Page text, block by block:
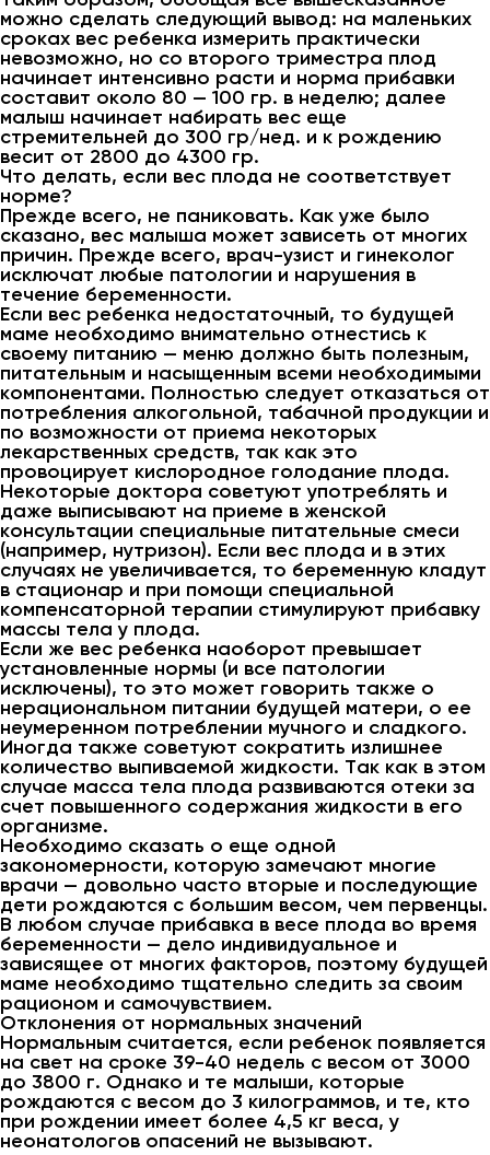
можно сделать следующий вывод: на маленьких
сроках вес ребенка измерить практически
невозможно, но со второго триместра плод
начинает интенсивно расти и норма прибавки
составит около 80 — 100 гр. в неделю; далее
малыш начинает набирать вес еще
стремительней до 300 гр/нед. и к рождению
весит от 2800 до 4300 гр.
Что делать, если вес плода не соответствует
норме?
Прежде всего, не паниковать. Как уже было
сказано, вес малыша может зависеть от многих
причин. Прежде всего, врач-узист и гинеколог
исключат любые патологии и нарушения в
течение беременности.
Если вес ребенка недостаточный, то будущей
маме необходимо внимательно отнестись к
своему питанию — меню должно быть полезным,
питательным и насыщенным всеми необходимыми
компонентами. Полностью следует отказаться от
потребления алкогольной, табачной продукции и
по возможности от приема некоторых
лекарственных средств, так как это
провоцирует кислородное голодание плода.
Некоторые доктора советуют употреблять и
даже выписывают на приеме в женской
консультации специальные питательные смеси
(например, нутризон). Если вес плода и в этих
случаях не увеличивается, то беременную кладут
в стационар и при помощи специальной
компенсаторной терапии стимулируют прибавку
массы тела у плода.
Если же вес ребенка наоборот превышает
установленные нормы (и все патологии
исключены), то это может говорить также о
нерациональном питании будущей матери, о ее
неумеренном потреблении мучного и сладкого.
Иногда также советуют сократить излишнее
количество выпиваемой жидкости. Так как в этом
случае масса тела плода развиваются отеки за
счет повышенного содержания жидкости в его
организме.
Необходимо сказать о еще одной
закономерности, которую замечают многие
врачи — довольно часто вторые и последующие
дети рождаются с большим весом, чем первенцы.
В любом случае прибавка в весе плода во время
беременности — дело индивидуальное и
зависящее от многих факторов, поэтому будущей
маме необходимо тщательно следить за своим
рационом и самочувствием.
Отклонения от нормальных значений
Нормальным считается, если ребенок появляется
на свет на сроке 39-40 недель с весом от 3000
до 3800 г. Однако и те малыши, которые
рождаются с весом до 3 килограммов, и те, кто
при рождении имеет более 4,5 кг веса, у
неонатологов опасений не вызывают.